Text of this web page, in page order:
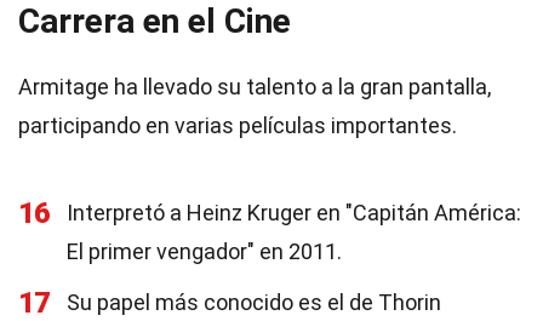
Carrera en el Cine
Armitage ha llevado su talento a la gran pantalla,
participando en varias películas importantes.
16
Interpretó a Heinz Kruger en "Capitán América:
El primer vengador" en 2011.
17
Su papel más conocido es el de Thorin